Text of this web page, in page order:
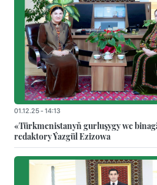
01.12.25 - 14:13
«Türkmenistanyň gurluşygy we
redaktory Ýazgül Ezizowa